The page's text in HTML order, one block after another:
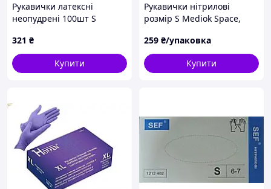
Рукавички латексні
неопудрені 100шт S
321 ₴
Купити
Рукавички нітрилові
розмір S Mediok Space,
259 ₴/упаковка
Купити